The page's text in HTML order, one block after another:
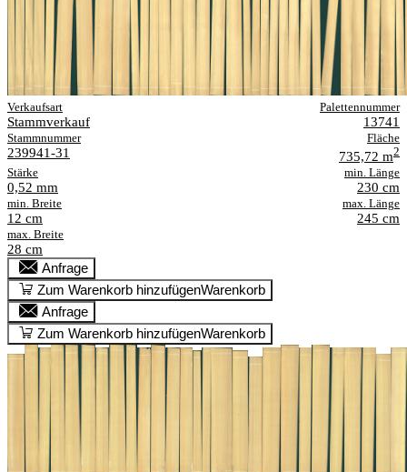
Verkaufsart
Stammverkauf
Palettennummer
13741
Stammnummer
239941-31
Fläche
735,72 m2
Stärke
0,52 mm
min. Länge
230 cm
min. Breite
12 cm
max. Länge
245 cm
max. Breite
28 cm
Anfrage
Zum Warenkorb hinzufügenWarenkorb
Anfrage
Zum Warenkorb hinzufügenWarenkorb